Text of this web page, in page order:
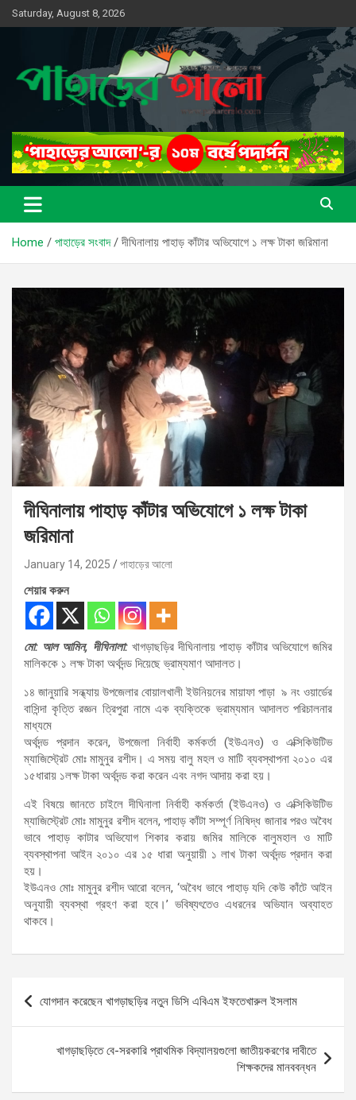
Skip
to
Saturday, August 8, 2026
পাহাড়ের আলো
সত্যের সন্ধানে, পাহাড়ের পথে
Home পাহাড়ের সংবাদ দীঘিনালায় পাহাড় কাঁটার অভিযোগে ১ লক্ষ টাকা জরিমানা
দীঘিনালায় পাহাড় কাঁটার অভিযোগে ১ লক্ষ টাকা
জরিমানা
January 14, 2025 পাহাড়ের আলো
শেয়ার করুন
মো: আল আমিন, দীঘিনালা:খাগড়াছড়ির দীঘিনালায় পাহাড় কাঁটার অভিযোগে জমির
মালিককে ১ লক্ষ টাকা অর্থদন্ড দিয়েছে ভ্রাম্যমাণ আদালত।
১৪ জানুয়ারি সন্ধ্যায় উপজেলার বোয়ালখালী ইউনিয়নের মায়াফা পাড়া ৯ নং ওয়ার্ডের
বাসিন্দা কৃত্তি রজ্ঞন ত্রিপুরা নামে এক ব্যক্তিকে ভ্রাম্যমান আদালত পরিচালনার
মাধ্যমে
অর্থদন্ড প্রদান করেন, উপজেলা নির্বাহী কর্মকর্তা (ইউএনও) ও এক্সিকিউটিভ
ম্যাজিস্ট্রেট মোঃ মামুনুর রশীদ। এ সময় বালু মহল ও মাটি ব্যবস্থাপনা ২০১০ এর
১৫ধারায় ১লক্ষ টাকা অর্থদন্ড করা করেন এবং নগদ আদায় করা হয়।
এই বিষয়ে জানতে চাইলে দীঘিনালা নির্বাহী কর্মকর্তা (ইউএনও) ও এক্সিকিউটিভ
ম্যাজিস্ট্রেট মোঃ মামুনুর রশীদ বলেন, পাহাড় কাঁটা সম্পূর্ণ নিষিদ্ধ জানার পরও অবৈধ
ভাবে পাহাড় কাটার অভিযোগ শিকার করায় জমির মালিকে বালুমহাল ও মাটি
ব্যবস্থাপনা আইন ২০১০ এর ১৫ ধারা অনুয়ায়ী ১ লাখ টাকা অর্থদন্ড প্রদান করা
হয়।
ইউএনও মোঃ মামুনুর রশীদ আরো বলেন, ‘অবৈধ ভাবে পাহাড় যদি কেউ কাঁটে আইন
অনুযায়ী ব্যবস্থা গ্রহণ করা হবে।’ ভবিষ্যৎতেও এধরনের অভিযান অব্যাহত
থাকবে।
Post
navigation
যোগদান করেছেন খাগড়াছড়ির নতুন ডিসি এবিএম ইফতেখারুল ইসলাম
খাগড়াছড়িতে বে-সরকারি প্রাথমিক বিদ্যালয়গুলো জাতীয়করণের দাবীতে
শিক্ষকদের মানববন্ধন